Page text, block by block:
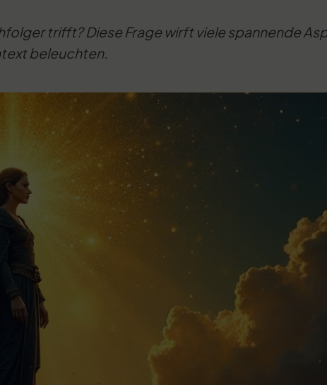
trifft? Diese Frage wirft viele spannende
beleuchten.